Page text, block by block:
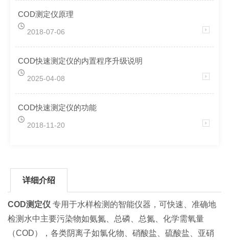
COD测定仪原理
2018-07-06
COD快速测定仪的内置程序升级说明
2025-04-08
COD快速测定仪的功能
2018-11-20
详细介绍
COD测定仪 专用于水样检测的智能仪器，可快速、准确地
检测水中主要污染物如氨氮、总磷、总氮、化学需氧量
（COD），各类阴离子如氯化物、硝酸盐、硫酸盐、亚硝